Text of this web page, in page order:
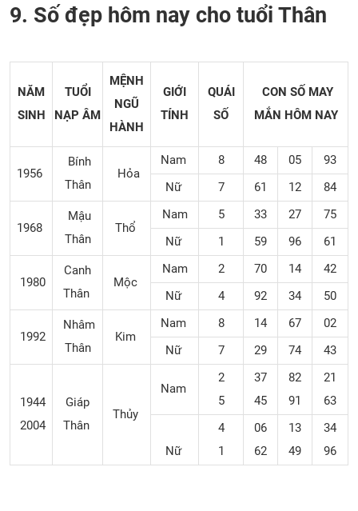
9. Số đẹp hôm nay cho tuổi Thân
NĂM
SINH
TUỔI
NẠP ÂM
MỆNH
NGŨ
HÀNH
GIỚI
TÍNH
QUÁI
SỐ
CON SỐ MAY
MẮN HÔM NAY
1956
Bính
Thân
Hỏa
Nam 8 48 05
93
Nữ
7 61 12 84
1968
Mậu
Thân
Thổ
Nam 5 33 27
75
Nữ
1 59 96 61
1980
Canh
Thân
Mộc
Nam 2 70 14
42
Nữ
4 92 34 50
1992
Nhâm
Thân
Kim
Nam 8 14 67
02
Nữ
7 29 74 43
1944
2004
Giáp
Thân
Thủy
Nam
2
5
37
45
82
91
21
63
Nữ
4
1
06
62
13
49
34
96